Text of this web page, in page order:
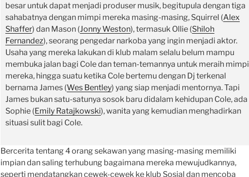
besar untuk dapat menjadi produser musik, begitupula dengan tiga
sahabatnya dengan mimpi mereka masing-masing, Squirrel (Alex
Shaffer) dan Mason (Jonny Weston), termasuk Ollie (Shiloh
Fernandez), seorang pengedar narkoba yang ingin menjadi aktor.
Usaha yang mereka lakukan di klub malam selalu belum mampu
membuka jalan bagi Cole dan teman-temannya untuk meraih mimpi
mereka, hingga suatu ketika Cole bertemu dengan Dj terkenal
bernama James (Wes Bentley) yang siap menjadi mentornya. Tapi
James bukan satu-satunya sosok baru didalam kehidupan Cole, ada
Sophie (Emily Ratajkowski), wanita yang kemudian menghadirkan
situasi sulit bagi Cole.
Bercerita tentang 4 orang sekawan yang masing-masing memiliki
impian dan saling terhubung bagaimana mereka mewujudkannya,
seperti mendatangkan cewek-cewek ke klub Sosial dan mencoba